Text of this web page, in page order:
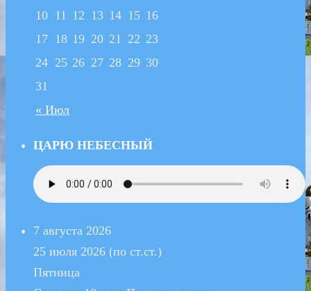
« Июл
10 11 12 13 14 15 16
17 18 19 20 21 22 23
24 25 26 27 28 29 30
31
ЦАРЮ НЕБЕСНЫЙ
7 августа 2026
25 июля 2026 (по ст.ст.)
Пятница